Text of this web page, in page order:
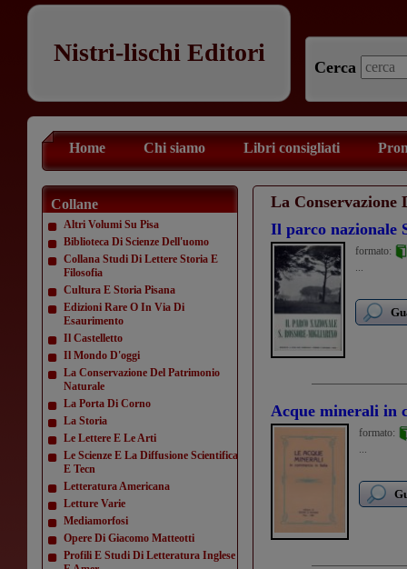
Nistri-lischi Editori
Cerca
Home Chi siamo Libri consigliati
Collane
Altri Volumi Su Pisa
Biblioteca Di Scienze Dell'uomo
Collana Studi Di Lettere Storia E
Filosofia
Cultura E Storia Pisana
Edizioni Rare O In Via Di
Esaurimento
Il Castelletto
Il Mondo D'oggi
La Conservazione Del Patrimonio
Naturale
La Porta Di Corno
La Storia
Le Lettere E Le Arti
Le Scienze E La Diffusione Scientifica
E Tecn
Letteratura Americana
Letture Varie
Mediamorfosi
Opere Di Giacomo Matteotti
Profili E Studi Di Letteratura Inglese
La Conservazione
Il parco nazionale
formato:
...
Acque minerali in
formato:
...